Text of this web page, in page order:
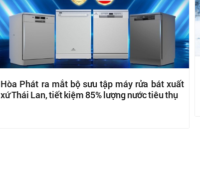
Hòa Phát ra mắt bộ sưu tập máy rửa bát xuất
xứ Thái Lan, tiết kiệm 85% lượng nước tiêu thụ